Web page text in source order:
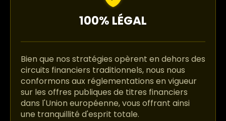
100% LÉGAL
Bien que nos stratégies opèrent en dehors des
circuits financiers traditionnels, nous nous
conformons aux réglementations en vigueur
sur les offres publiques de titres financiers
dans l'Union européenne, vous offrant ainsi
une tranquillité d'esprit totale.